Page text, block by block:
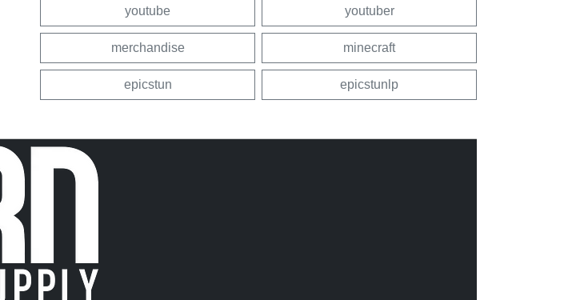
youtube youtuber
merchandise minecraft
epicstun epicstunlp